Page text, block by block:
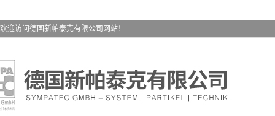
欢迎访问德国新帕泰克有限公司网站！